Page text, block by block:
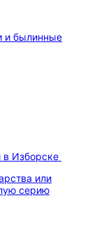
Изборске
или
серию